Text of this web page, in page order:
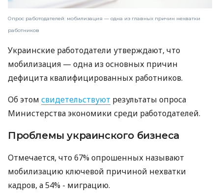
Опрос работодателей: мобилизация — одна из главных причин нехватки
работников
Украинские работодатели утверждают, что
мобилизация — одна из основных причин
дефицита квалифицированных работников.
Об этом свидетельствуют результаты опроса
Министерства экономики среди работодателей.
Проблемы украинского бизнеса
Отмечается, что 67% опрошенных называют
мобилизацию ключевой причиной нехватки
кадров, а 54% - миграцию.